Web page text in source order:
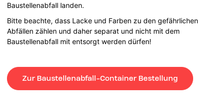
Baustellenabfall landen.
Bitte beachte, dass Lacke und Farben zu den gefährlichen
Abfällen zählen und daher separat und nicht mit dem
Baustellenabfall mit entsorgt werden dürfen!
Zur Baustellenabfall-Container Bestellung